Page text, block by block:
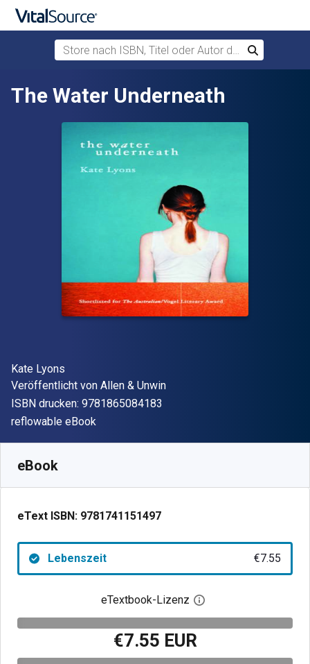
Zum Hauptinhalt springen
Store nach ISBN, Titel oder Autor durchsuchen
Suchen
The Water Underneath
Autor(en)
Kate Lyons
Verleger
Veröffentlicht von Allen & Unwin
ISBN drucken: 9781865084183
Format
reflowable eBook
eBook
eText ISBN: 9781741151497
Lebenszeit €7.55
eTextbook-Lizenz Digitalen
€7.55 EUR